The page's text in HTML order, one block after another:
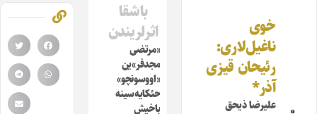
خوی
ناغیل‌لاری:
رئیحان قیزی
آذر*
علیرضا ذیحق
باشقا
اثرلریندن
«مرتضی
مجدفر»ین
«اووسونچو»
حئکایه‌سینه
باخیش